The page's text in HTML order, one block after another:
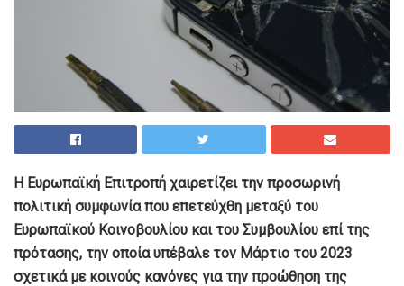
Η Ευρωπαϊκή Επιτροπή χαιρετίζει την προσωρινή
πολιτική συμφωνία που επετεύχθη μεταξύ του
Ευρωπαϊκού Κοινοβουλίου και του Συμβουλίου επί της
πρότασης, την οποία υπέβαλε τον Μάρτιο του 2023
σχετικά με κοινούς κανόνες για την προώθηση της